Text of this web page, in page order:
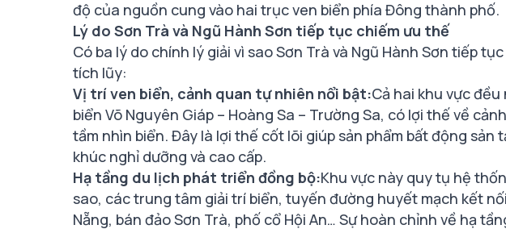
độ của nguồn cung vào hai trục ven biển phía Đông thành phố.
Lý do Sơn Trà và Ngũ Hành Sơn tiếp tục chiếm ưu thế
Có ba lý do chính lý giải vì sao Sơn Trà và Ngũ Hành Sơn tiếp
tích lũy:
Vị trí ven biển, cảnh quan tự nhiên nổi bật:Cả hai khu vực
biển Võ Nguyên Giáp – Hoàng Sa – Trường Sa, có lợi thế về
tầm nhìn biển. Đây là lợi thế cốt lõi giúp sản phẩm bất động sản
khúc nghỉ dưỡng và cao cấp.
Hạ tầng du lịch phát triển đồng bộ:Khu vực này quy tụ hệ
sao, các trung tâm giải trí biển, tuyến đường huyết mạch kết
Nẵng, bán đảo Sơn Trà, phố cổ Hội An… Sự hoàn chỉnh về hạ